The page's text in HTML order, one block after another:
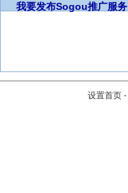
我要发布Sogou推广服务
设置首页 -